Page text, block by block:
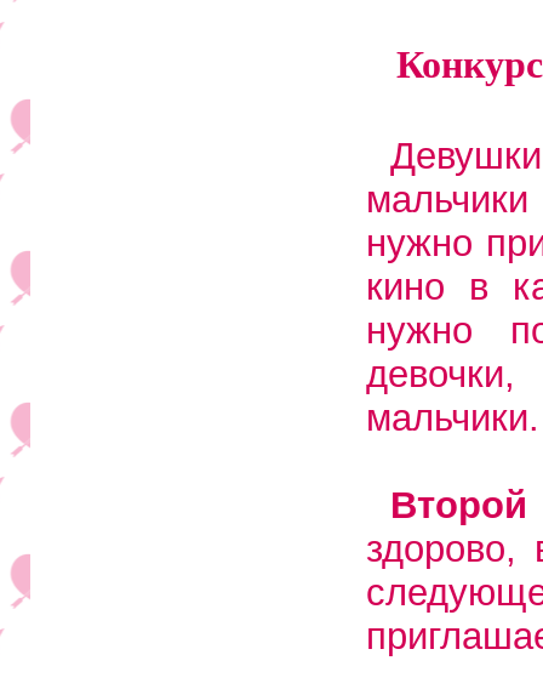
нужно
кино в
нужно
здорово,